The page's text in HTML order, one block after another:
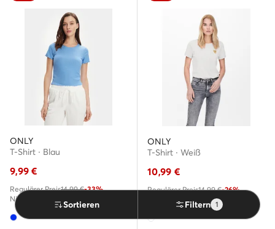
Sortieren Filtern 1
ONLY
T-Shirt · Blau
9,99 €
Regulärer Preis14,99 €-33%
Niedrigster Preis
ONLY
T-Shirt · Weiß
10,99 €
Regulärer Preis14,99 €-26%
Niedrigster Preis
12,99 €